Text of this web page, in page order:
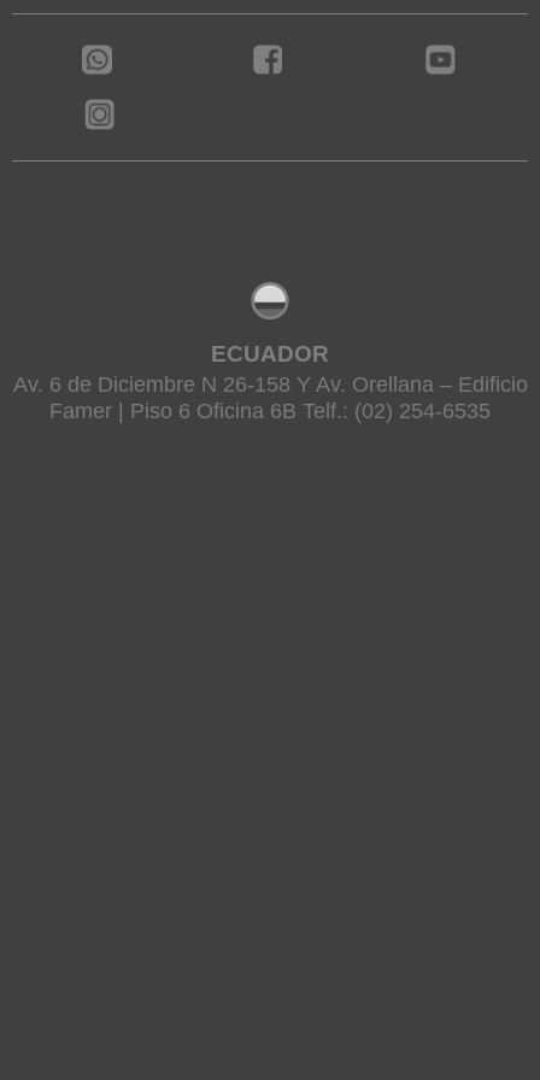
ECUADOR
Av. 6 de Diciembre N 26-158 Y Av. Orellana – Edificio
Famer | Piso 6 Oficina 6B Telf.: (02) 254-6535